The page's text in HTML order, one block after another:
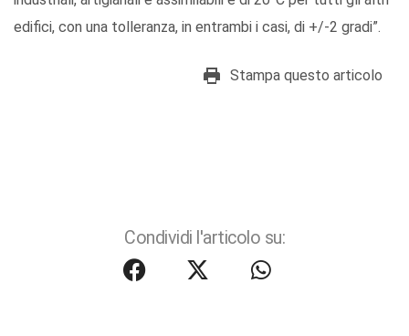
edifici, con una tolleranza, in entrambi i casi, di +/-2 gradi”.
Stampa questo articolo
Condividi l'articolo su: